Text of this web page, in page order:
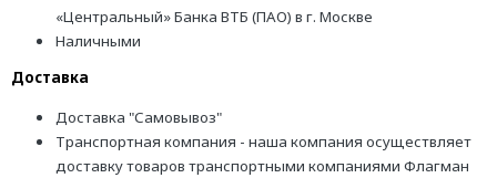
«Центральный» Банка ВТБ (ПАО) в г. Москве
Наличными
Доставка
Доставка "Самовывоз"
Транспортная компания - наша компания осуществляет
доставку товаров транспортными компаниями Флагман